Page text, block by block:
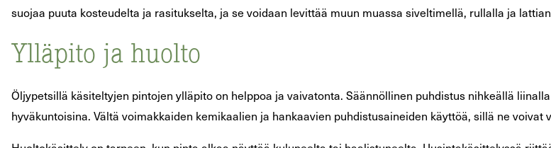
suojaa puuta kosteudelta ja rasitukselta, ja se voidaan levittää muun muassa siveltimellä, rullalla ja
Ylläpito ja huolto
Öljypetsillä käsiteltyjen pintojen ylläpito on helppoa ja vaivatonta. Säännöllinen puhdistus nihkeällä
hyväkuntoisina. Vältä voimakkaiden kemikaalien ja hankaavien puhdistusaineiden käyttöä, sillä ne voivat